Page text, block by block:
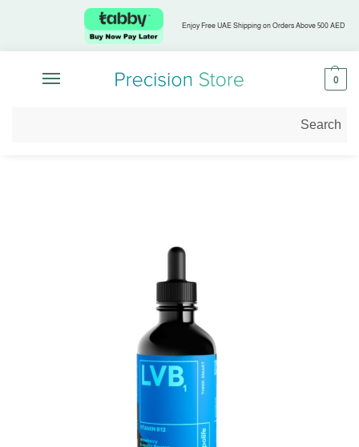
Enjoy Free UAE Shipping on Orders Above 500 AED
0
الرئيسية /